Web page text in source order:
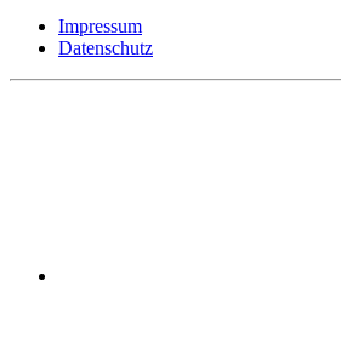
Impressum
Datenschutz